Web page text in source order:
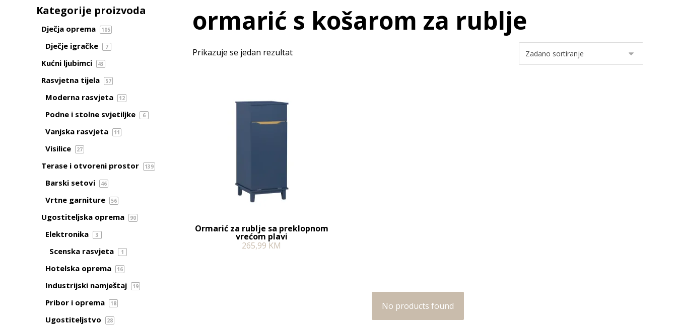
ormarić s košarom za rublje
Prikazuje se jedan rezultat
Ormarić za rublje sa preklopnom
vrećom plavi
265,99 KM
No products found
Kategorije proizvoda
Dječja oprema 105
Dječje igračke 7
Kućni ljubimci 43
Rasvjetna tijela 57
Moderna rasvjeta 12
Podne i stolne svjetiljke 6
Vanjska rasvjeta 11
Visilice 27
Terase i otvoreni prostor 139
Barski setovi 46
Vrtne garniture 56
Ugostiteljska oprema 90
Elektronika 3
Scenska rasvjeta 1
Hotelska oprema 16
Industrijski namještaj 19
Pribor i oprema 18
Ugostiteljstvo 28